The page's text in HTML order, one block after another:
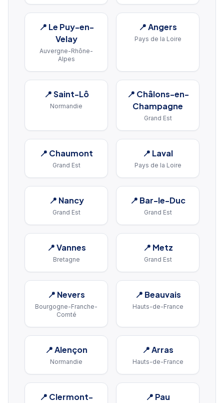
📍 Le Puy-en-
Velay
Auvergne-Rhône-
Alpes
📍Angers
Pays de la Loire
📍Saint-Lô
Normandie
📍 Châlons-en-
Champagne
Grand Est
📍 Chaumont
Grand Est
📍 Laval
Pays de la Loire
📍 Nancy
Grand Est
📍 Bar-le-Duc
Grand Est
📍Vannes
Bretagne
📍 Metz
Grand Est
📍 Nevers
Bourgogne-Franche-
Comté
📍 Beauvais
Hauts-de-France
📍Alençon
Normandie
📍Arras
Hauts-de-France
📍 Clermont-
📍 Pau